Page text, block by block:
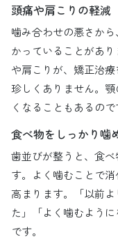
頭痛や肩こりの軽減
噛み合わせの悪さか
かっていることがあ
や肩こりが、矯正治
珍しくありません。
くなることもあるので
食べ物をしっかり噛
歯並びが整うと、食
す。よく噛むことで
高まります。「以前
た」「よく噛むよう
です。